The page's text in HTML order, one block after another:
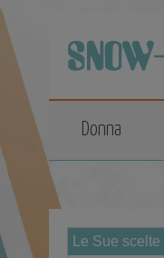
top
Donna
Le Sue scelte